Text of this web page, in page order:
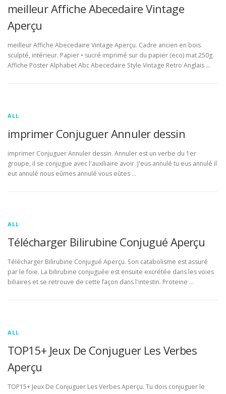
meilleur Affiche Abecedaire Vintage
Aperçu
meilleur Affiche Abecedaire Vintage Aperçu. Cadre ancien en bois
sculpté, intérieur. Papier • sucré imprimé sur du papier (eco) mat 250g.
Affiche Poster Alphabet Abc Abecedaire Style Vintage Retro Anglais …
ALL
imprimer Conjuguer Annuler dessin
imprimer Conjuguer Annuler dessin. Annuler est un verbe du 1er
groupe, il se conjugue avec l'auxiliaire avoir. J'eus annulé tu eus annulé il
eut annulé nous eûmes annulé vous eûtes …
ALL
Télécharger Bilirubine Conjugué Aperçu
Télécharger Bilirubine Conjugué Aperçu. Son catabolisme est assuré
par le foie. La bilirubine conjuguée est ensuite excrétée dans les voies
biliaires et se retrouve de cette façon dans l'intestin. Proteine …
ALL
TOP15+ Jeux De Conjuguer Les Verbes
Aperçu
TOP15+ Jeux De Conjuguer Les Verbes Aperçu. Tu dois conjuguer le